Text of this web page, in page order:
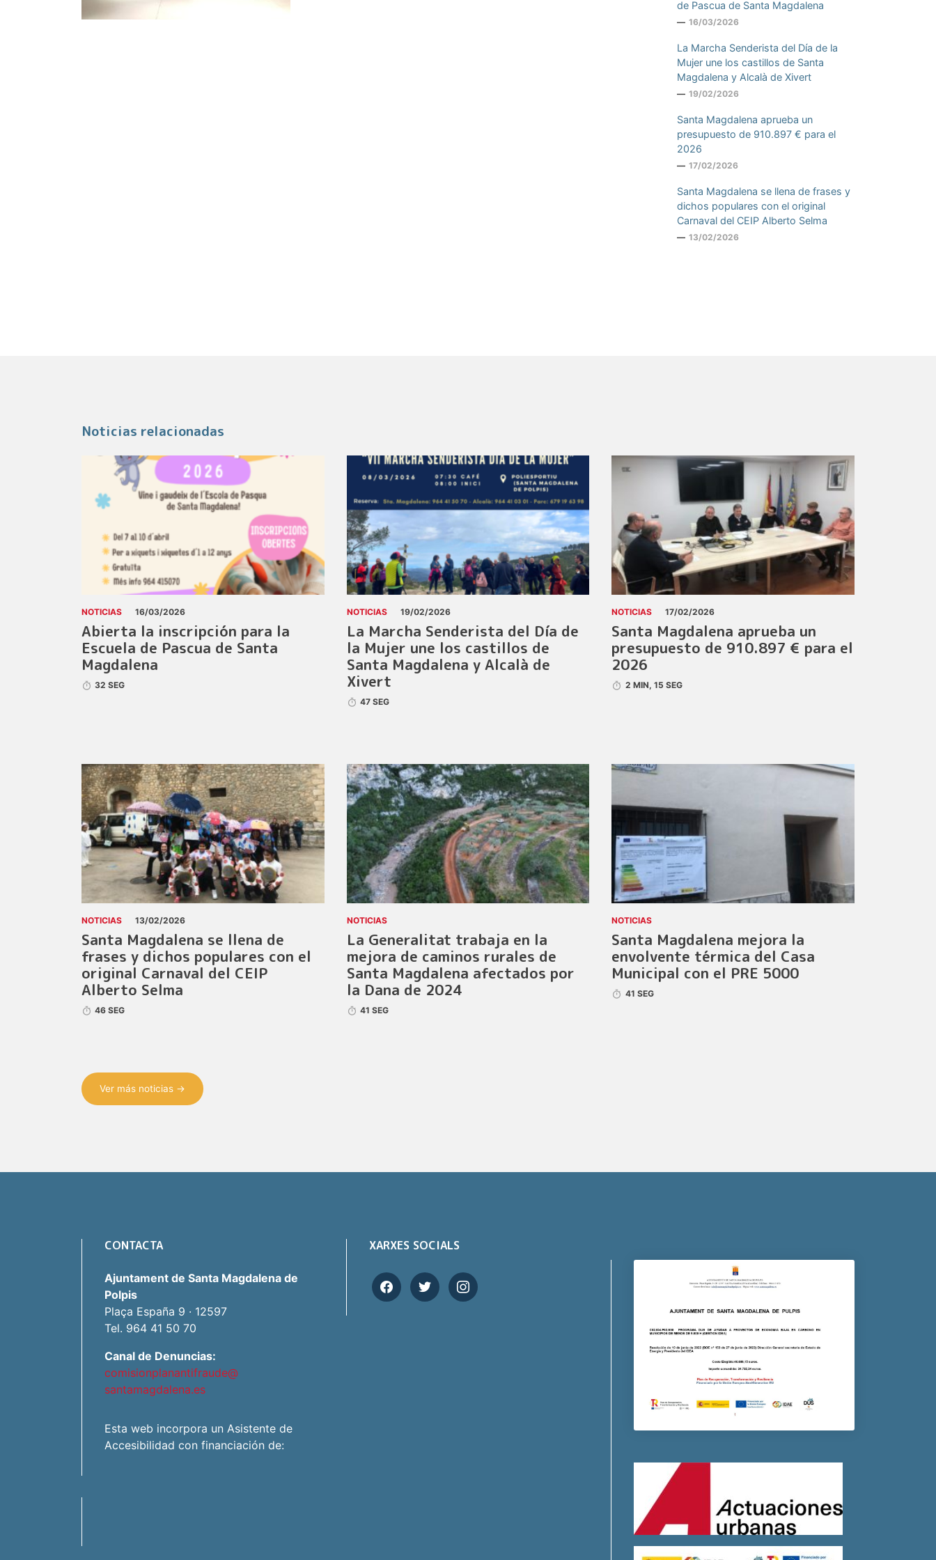
de Pascua de Santa Magdalena
16/03/2026
La Marcha Senderista del Día de la
Mujer une los castillos de Santa
Magdalena y Alcalà de Xivert
19/02/2026
Santa Magdalena aprueba un
presupuesto de 910.897 € para el
2026
17/02/2026
Santa Magdalena se llena de frases y
dichos populares con el original
Carnaval del CEIP Alberto Selma
13/02/2026
Noticias relacionadas
NOTICIAS 16/03/2026
Abierta la inscripción para la
Escuela de Pascua de Santa
Magdalena
32 SEG
NOTICIAS 19/02/2026
La Marcha Senderista del Día de
la Mujer une los castillos de
Santa Magdalena y Alcalà de
Xivert
47 SEG
NOTICIAS 17/02/2026
Santa Magdalena aprueba un
presupuesto de 910.897 € para el
2026
2 MIN, 15 SEG
NOTICIAS 13/02/2026
Santa Magdalena se llena de
frases y dichos populares con el
original Carnaval del CEIP
Alberto Selma
46 SEG
NOTICIAS
La Generalitat trabaja en la
mejora de caminos rurales de
Santa Magdalena afectados por
la Dana de 2024
41 SEG
NOTICIAS
Santa Magdalena mejora la
envolvente térmica del Casa
Municipal con el PRE 5000
41 SEG
Ver más noticias →
CONTACTA
Ajuntament de Santa Magdalena de
Polpis
Plaça España 9 · 12597
Tel. 964 41 50 70
Canal de Denuncias:
comisionplanantifraude@
santamagdalena.es
Esta web incorpora un Asistente de
Accesibilidad con financiación de:
XARXES SOCIALS
facebooktwitter instagram